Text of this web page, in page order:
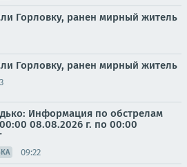
Горловку, ранен мирный житель
Горловку, ранен мирный житель
Информация по обстрелам
08.08.2026 г. по 00:00
09:22